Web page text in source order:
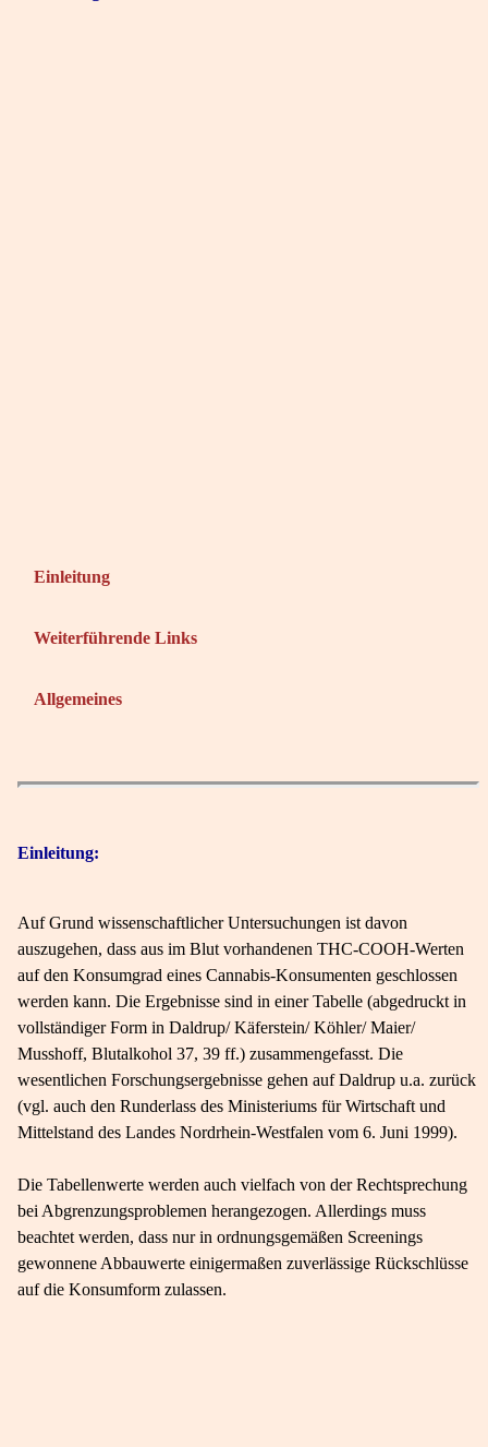
Einleitung
Weiterführende Links
Allgemeines
Einleitung:
Auf Grund wissenschaftlicher Untersuchungen ist davon
auszugehen, dass aus im Blut vorhandenen THC-COOH-Werten
auf den Konsumgrad eines Cannabis-Konsumenten geschlossen
werden kann. Die Ergebnisse sind in einer Tabelle (abgedruckt in
vollständiger Form in Daldrup/ Käferstein/ Köhler/ Maier/
Musshoff, Blutalkohol 37, 39 ff.) zusammengefasst. Die
wesentlichen Forschungsergebnisse gehen auf Daldrup u.a. zurück
(vgl. auch den Runderlass des Ministeriums für Wirtschaft und
Mittelstand des Landes Nordrhein-Westfalen vom 6. Juni 1999).
Die Tabellenwerte werden auch vielfach von der Rechtsprechung
bei Abgrenzungsproblemen herangezogen. Allerdings muss
beachtet werden, dass nur in ordnungsgemäßen Screenings
gewonnene Abbauwerte einigermaßen zuverlässige Rückschlüsse
auf die Konsumform zulassen.